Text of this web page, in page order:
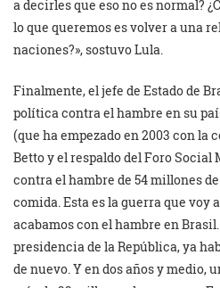
a decirles que eso no es normal?
lo que queremos es volver a una
naciones?», sostuvo Lula.
Finalmente, el jefe de Estado de
política contra el hambre en su
(que ha empezado en 2003 con la
Betto y el respaldo del Foro Social
contra el hambre de 54 millones
comida. Esta es la guerra que voy
acabamos con el hambre en
presidencia de la República, ya
de nuevo. Y en dos años y medio,